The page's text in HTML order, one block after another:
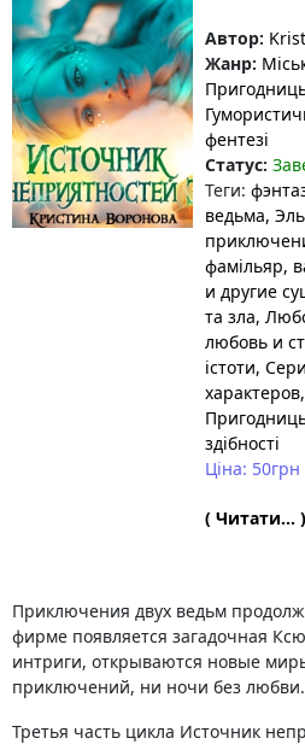
Автор:
Жанр:
фентезі
Статус:
Теги:
ведьма,
фамільяр,
и другие
та зла,
любовь и
істоти,
характеров
здібності
Ціна: 50грн
( Читати... )
Приключения двух ведьм
фирме появляется загадочная
интриги, открываются новые
приключений, ни ночи без любви.
Третья часть цикла Источник